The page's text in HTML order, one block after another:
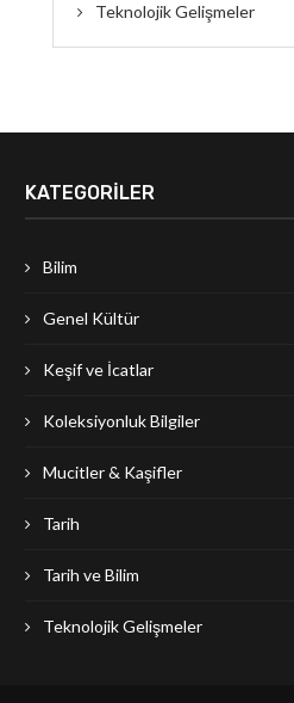
Teknolojik Gelişmeler
KATEGORILER
Bilim
Genel Kültür
Keşif ve İcatlar
Koleksiyonluk Bilgiler
Mucitler & Kaşifler
Tarih
Tarih ve Bilim
Teknolojik Gelişmeler